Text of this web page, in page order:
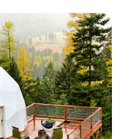
appréciés